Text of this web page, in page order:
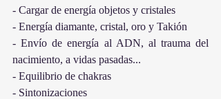
- Cargar de energía objetos y cristales
- Energía diamante, cristal, oro y Takión
- Envío de energía al ADN, al trauma del
nacimiento, a vidas pasadas...
- Equilibrio de chakras
- Sintonizaciones